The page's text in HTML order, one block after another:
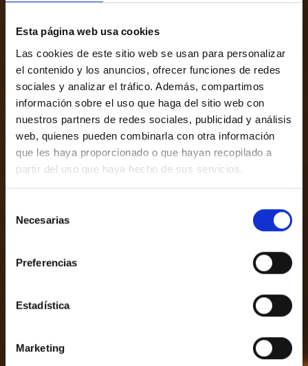
Esta página web usa cookies
Las cookies de este sitio web se usan para personalizar
el contenido y los anuncios, ofrecer funciones de redes
sociales y analizar el tráfico. Además, compartimos
información sobre el uso que haga del sitio web con
nuestros partners de redes sociales, publicidad y análisis
web, quienes pueden combinarla con otra información
que les haya proporcionado o que hayan recopilado a
partir del uso que haya hecho de sus servicios.
Necesarias
Preferencias
Estadística
Marketing